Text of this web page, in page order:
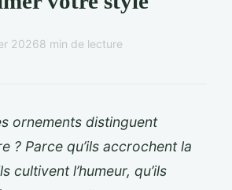
20268 min de lecture
ornements distinguent
? Parce qu’ils accrochent la
cultivent l’humeur, qu’ils